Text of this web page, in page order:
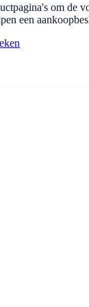
om de
een